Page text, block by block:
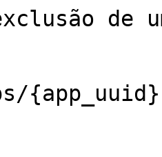
de
{app_uuid}